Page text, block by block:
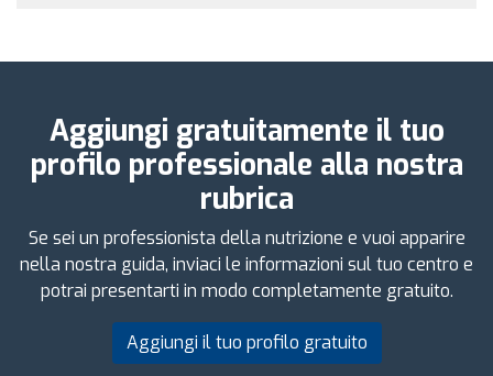
Aggiungi gratuitamente il tuo
profilo professionale alla nostra
rubrica
Se sei un professionista della nutrizione e vuoi apparire
nella nostra guida, inviaci le informazioni sul tuo centro e
potrai presentarti in modo completamente gratuito.
Aggiungi il tuo profilo gratuito